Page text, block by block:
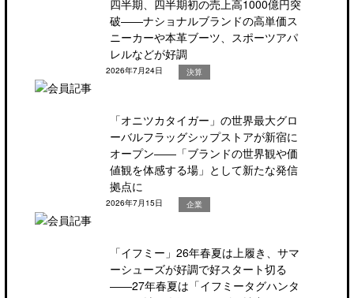
四半期、四半期初の売上高1000億円突
破――ナショナルブランドの高単価ス
ニーカーや本革ブーツ、スポーツアパ
レルなどが好調
2026年7月24日 決算
「オニツカタイガー」の世界最大グロ
ーバルフラッグシップストアが新宿に
オープン――「ブランドの世界観や価
値観を体感する場」として新たな発信
拠点に
2026年7月15日 企業
「イフミー」26年春夏は上履き、サマ
ーシューズが好調で好スタート切る
――27年春夏は「イフミータグハンタ